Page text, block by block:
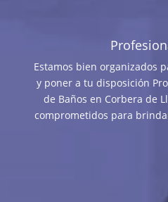
Estamos bien organizados
y poner a tu disposición
de Baños en Corbera de
comprometidos para